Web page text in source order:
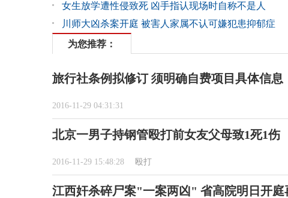
女生放学遭性侵致死 凶手指认现场时自称不是人
川师大凶杀案开庭 被害人家属不认可嫌犯患抑郁症
为您推荐：
旅行社条例拟修订 须明确自费项目具体信息
2016-11-29 04:31:31
北京一男子持钢管殴打前女友父母致1死1伤
2016-11-29 15:48:28 殴打
江西奸杀碎尸案"一案两凶" 省高院明日开庭